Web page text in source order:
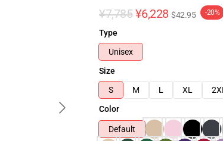
¥7,785 ¥6,228 $42.95 -20%
Type
Unisex
Size
S
M L XL 2XL
Color
Default